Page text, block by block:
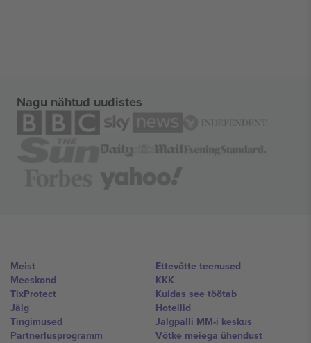
Nagu nähtud uudistes
Meist
Meeskond
TixProtect
Jälg
Tingimused
Partnerlusprogramm
Ettevõtte teenused
KKK
Kuidas see töötab
Hotellid
Jalgpalli MM-i keskus
Võtke meiega ühendust